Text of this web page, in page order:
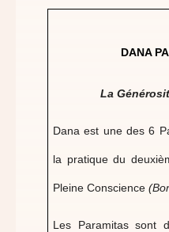
DANA
La
Dana est une des 6
la pratique du
Pleine Conscience
Les Paramitas sont